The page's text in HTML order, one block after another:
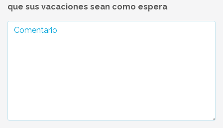
que sus vacaciones sean como espera.